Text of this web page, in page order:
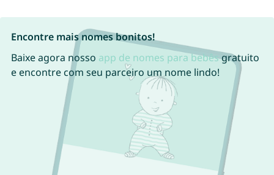
Encontre mais nomes bonitos!
Baixe agora nosso app de nomes para bebêsgratuito
e encontre com seu parceiro um nome lindo!